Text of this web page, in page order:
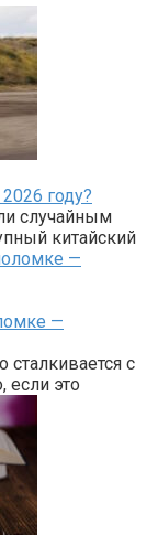
году?
случайным
китайский
—
с
это